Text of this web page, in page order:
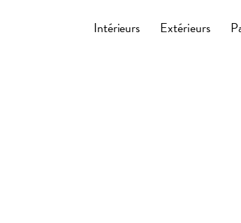
Intérieurs Extérieurs